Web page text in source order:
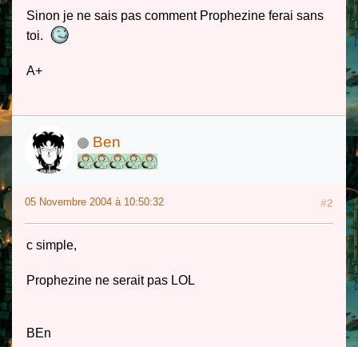
Sinon je ne sais pas comment Prophezine ferai sans
toi.
A+
Ben
05 Novembre 2004 à 10:50:32 #2
c simple,
Prophezine ne serait pas LOL
BEn